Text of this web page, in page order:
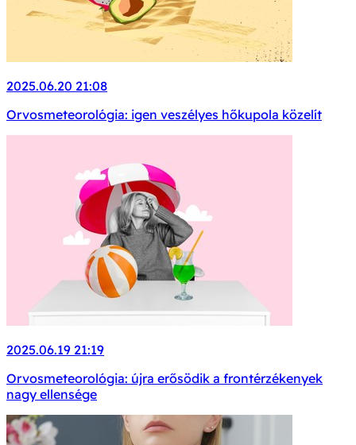
2025.06.20 21:08
Orvosmeteorológia: igen veszélyes hőkupola közelít
2025.06.19 21:19
Orvosmeteorológia: újra erősödik a frontérzékenyek
nagy ellensége